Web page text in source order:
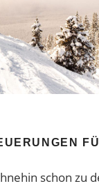
schon zu